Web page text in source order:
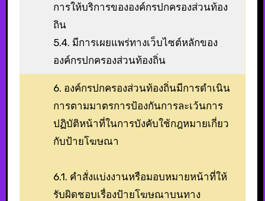
การให้บริการขององค์กรปกครองส่วนท้อง
ถิน
5.4. มีการเผยแพร่ทางเว็บไซต์หลักของ
องค์กรปกครองส่วนท้องถิ่น
6. องค์กรปกครองส่วนท้องถิ่นมีการดำเนิน
การตามมาตรการป้องกันการละเว้นการ
ปฏิบัติหน้าที่ในการบังคับใช้กฎหมายเกี่ยว
กับป้ายโฆษณา
6.1. คำสั่งแบ่งงานหรือมอบหมายหน้าที่ให้
รับผิดชอบเรื่องป้ายโฆษณาบนทาง